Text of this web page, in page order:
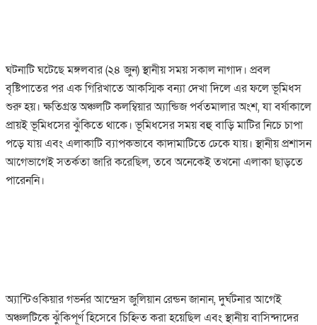
ঘটনাটি ঘটেছে মঙ্গলবার (২৪ জুন) স্থানীয় সময় সকাল নাগাদ। প্রবল
বৃষ্টিপাতের পর এক গিরিখাতে আকস্মিক বন্যা দেখা দিলে এর ফলে ভূমিধস
শুরু হয়। ক্ষতিগ্রস্ত অঞ্চলটি কলম্বিয়ার অ্যান্ডিজ পর্বতমালার অংশ, যা বর্ষাকালে
প্রায়ই ভূমিধসের ঝুঁকিতে থাকে। ভূমিধসের সময় বহু বাড়ি মাটির নিচে চাপা
পড়ে যায় এবং এলাকাটি ব্যাপকভাবে কাদামাটিতে ঢেকে যায়। স্থানীয় প্রশাসন
আগেভাগেই সতর্কতা জারি করেছিল, তবে অনেকেই তখনো এলাকা ছাড়তে
পারেননি।
অ্যান্টিওকিয়ার গভর্নর আন্দ্রেস জুলিয়ান রেন্ডন জানান, দুর্ঘটনার আগেই
অঞ্চলটিকে ঝুঁকিপূর্ণ হিসেবে চিহ্নিত করা হয়েছিল এবং স্থানীয় বাসিন্দাদের